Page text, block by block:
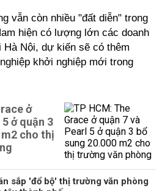
vẫn còn nhiều "đất diễn" trong
hiện có lượng lớn các doanh
Hà Nội, dự kiến sẽ có thêm
khởi nghiệp mới trong
ở
ở quận 3
m2 cho thị
sắp 'đổ bộ' thị trường văn phòng